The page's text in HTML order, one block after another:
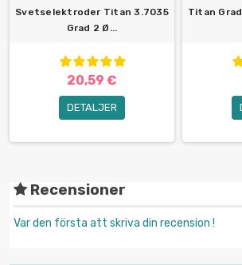
Svetselektroder Titan 3.7035
Grad 2 Ø...
20,59 €
DETALJER
Titan
Recensioner
Var den första att skriva din recension !